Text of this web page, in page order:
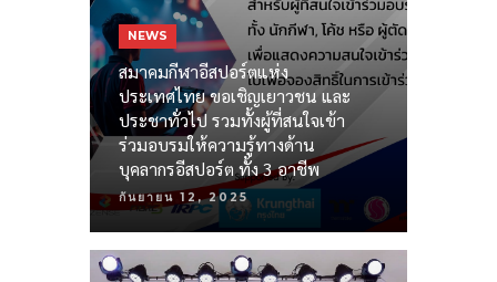
NEWS
สมาคมกีฬาอีสปอร์ตแห่ง
ประเทศไทย ขอเชิญเยาวชน และ
ประชาทั่วไป รวมทั้งผู้ที่สนใจเข้า
ร่วมอบรมให้ความรู้ทางด้าน
บุคลากรอีสปอร์ต ทั้ง 3 อาชีพ
กันยายน 12, 2025